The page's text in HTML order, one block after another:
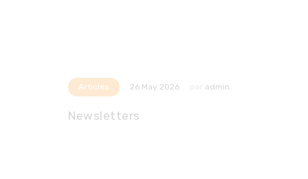
Articles 26 May 2026 admin
Newsletters